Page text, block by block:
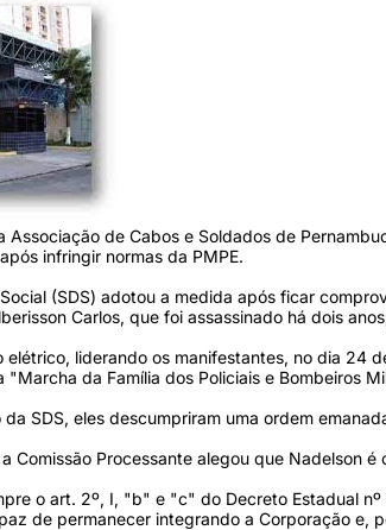
de Cabos e Soldados de
infringir normas da PMPE.
(SDS) adotou a medida após ficar
Carlos, que foi assassinado há dois
elétrico, liderando os manifestantes, no dia 24
da Família dos Policiais e Bombeiros
SDS, eles descumpriram uma ordem
Comissão Processante alegou que Nadelson é
o art. 2º, I, "b" e "c" do Decreto Estadual
de permanecer integrando a Corporação e,